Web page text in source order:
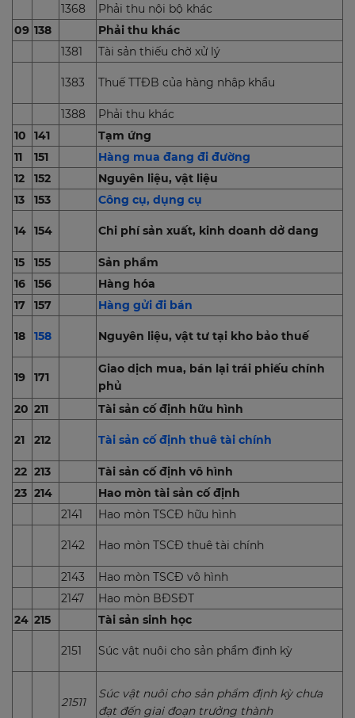
1368
Phải thu nội bộ khác
09 138
Phải thu khác
1381
Tài sản thiếu chờ xử lý
1383 Thuế TTĐB của hàng nhập khẩu
1388
Phải thu khác
10
141
Tạm ứng
11
151
Hàng mua đang đi đường
12
152
Nguyên liệu, vật liệu
13
153 Công cụ, dụng cụ
14 154 Chi phí sản xuất, kinh doanh dở dang
15 155
Sản phẩm
16
156
Hàng hóa
17
157 Hàng gửi đi bán
18 158 Nguyên liệu, vật tư tại kho bảo thuế
19 171
Giao dịch mua, bán lại trái phiếu chính
phủ
20 211 Tài sản cố định hữu hình
21 212 Tài sản cố định thuê tài chính
22 213
Tài sản cố định vô hình
23 214
Hao mòn tài sản cố định
2141
Hao mòn TSCĐ hữu hình
2142 Hao mòn TSCĐ thuê tài chính
2143
Hao mòn TSCĐ vô hình
2147
Hao mòn BĐSĐT
24 215 Tài sản sinh học
2151 Súc vật nuôi cho sản phẩm định kỳ
21511
Súc vật nuôi cho sản phẩm định kỳ chưa
đạt đến giai đoạn trưởng thành